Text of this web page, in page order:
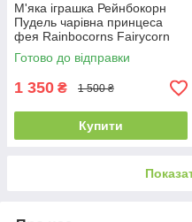
М'яка іграшка Рейнбокорн
Пудель чарівна принцеса
фея Rainbocorns Fairycorn
Surprise Series 4 Poodle
Готово до відправки
1 350 ₴ 1 500 ₴
Купити